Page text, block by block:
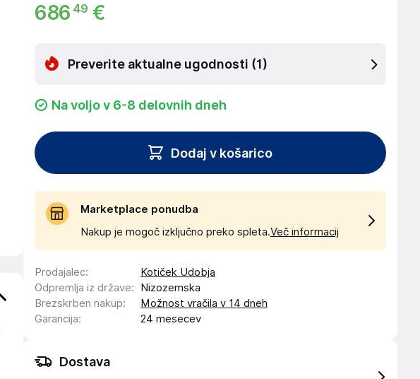
686 49 €
Preverite aktualne ugodnosti (1)
Na voljo v 6-8 delovnih dneh
Dodaj v košarico
Marketplace ponudba
Nakup je mogoč izključno preko spleta.Več informacij
Prodajalec:
Kotiček Udobja
Odpremlja iz države:
Nizozemska
Brezskrben nakup:
Možnost vračila v 14 dneh
Garancija: 24 mesecev
Dostava